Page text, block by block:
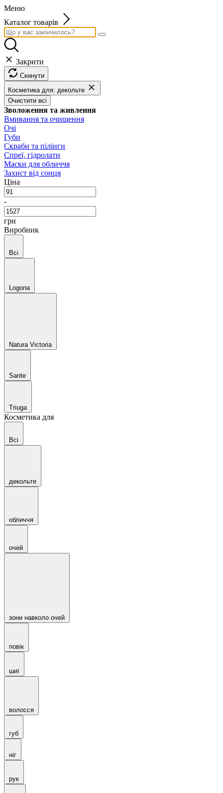
Меню
Каталог товарів
Закрити
Скинути
Косметика для: декольте
Очистити всі
Зволоження та живлення
Вмивання та очищення
Очі
Губи
Скраби та пілінги
Спреї, гідролати
Маски для обличчя
Захист від сонця
Ціна
-
грн
Виробник
Всі
Logona
Natura Victoria
Sante
Triuga
Косметика для
Всі
декольте
обличчя
очей
зони навколо очей
повік
шиї
волосся
губ
ніг
рук